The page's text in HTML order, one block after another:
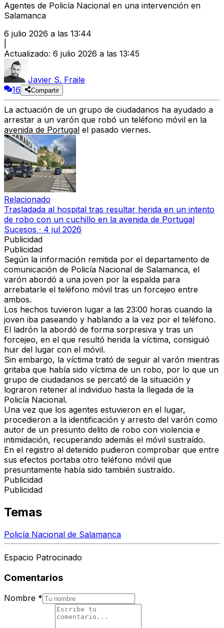
Agentes de Policía Nacional en una intervención en
Salamanca
6 julio 2026 a las 13:44
Actualizado: 6 julio 2026 a las 13:45
Javier S. Fraile
16
Compartir
La actuación de un grupo de ciudadanos ha ayudado a
arrestar a un varón que robó un teléfono móvil en la
avenida de Portugal el pasado viernes.
Relacionado
Trasladada al hospital tras resultar herida en un intento
de robo con un cuchillo en la avenida de Portugal
Sucesos · 4 jul 2026
Publicidad
Publicidad
Según la información remitida por el departamento de
comunicación de Policía Nacional de Salamanca, el
varón abordó a una joven por la espalda para
arrebatarle el teléfono móvil tras un forcejeo entre
ambos.
Los hechos tuvieron lugar a las 23:00 horas cuando la
joven iba paseando y hablando a la vez por el teléfono.
El ladrón la abordó de forma sorpresiva y tras un
forcejeo, en el que resultó herida la víctima, consiguió
huir del lugar con el móvil.
Sin embargo, la víctima trató de seguir al varón mientras
gritaba que había sido víctima de un robo, por lo que un
grupo de ciudadanos se percató de la situación y
lograron retener al individuo hasta la llegada de la
Policía Nacional.
Una vez que los agentes estuvieron en el lugar,
procedieron a la identificación y arresto del varón como
autor de un presunto delito de robo con violencia e
intimidación, recuperando además el móvil sustraído.
En el registro al detenido pudieron comprobar que entre
sus efectos portaba otro teléfono móvil que
presuntamente había sido también sustraído.
Publicidad
Publicidad
Temas
Policía Nacional de Salamanca
Espacio Patrocinado
Comentarios
Nombre *